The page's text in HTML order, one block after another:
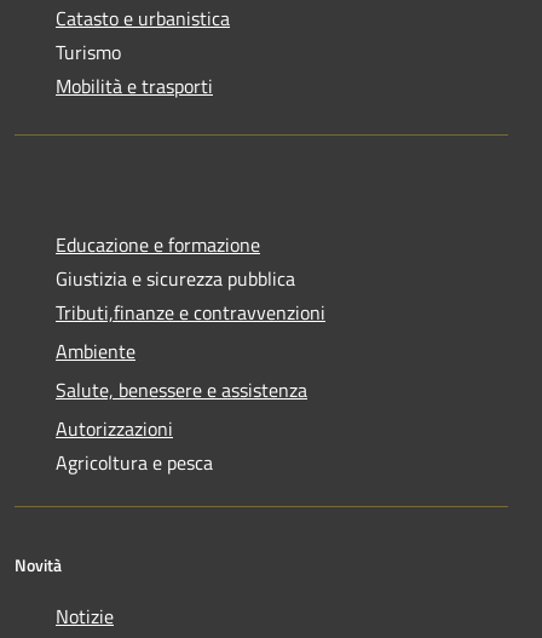
Catasto e urbanistica
Turismo
Mobilità e trasporti
Educazione e formazione
Giustizia e sicurezza pubblica
Tributi,finanze e contravvenzioni
Ambiente
Salute, benessere e assistenza
Autorizzazioni
Agricoltura e pesca
Novità
Notizie